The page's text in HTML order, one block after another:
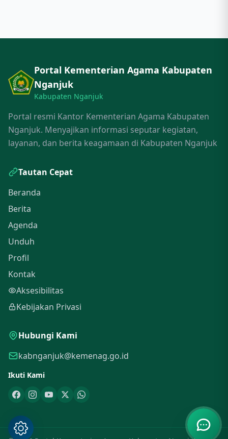
Portal Kementerian Agama Kabupaten
Nganjuk
Kabupaten Nganjuk
Portal resmi Kantor Kementerian Agama Kabupaten
Nganjuk. Menyajikan informasi seputar kegiatan,
layanan, dan berita keagamaan di Kabupaten Nganjuk
Tautan Cepat
Beranda
Berita
Agenda
Unduh
Profil
Kontak
Aksesibilitas
Kebijakan Privasi
Hubungi Kami
kabnganjuk@kemenag.go.id
Ikuti Kami